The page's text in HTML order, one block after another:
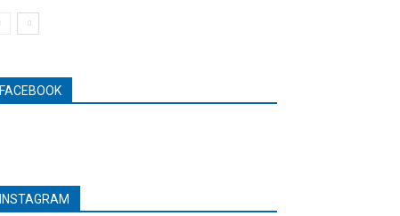
FACEBOOK
INSTAGRAM